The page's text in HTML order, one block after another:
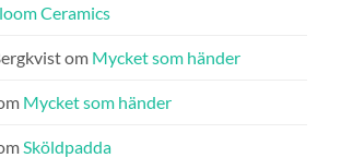
Ceramics
om Mycket som händer
Mycket som händer
Sköldpadda